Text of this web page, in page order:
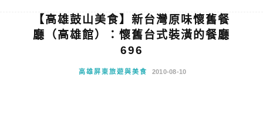
【高雄鼓山美食】新台灣原味懷舊餐
廳（高雄館）：懷舊台式裝潢的餐廳
696
高雄屏東旅遊與美食 2010-08-10